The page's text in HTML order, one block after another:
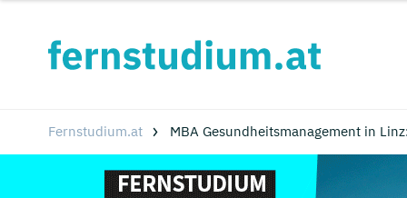
Fernstudium.at MBA Gesundheitsmanagement in